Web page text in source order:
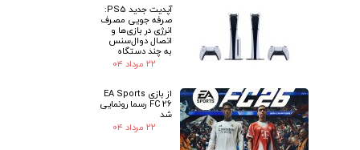
آپدیت جدید PS5:
صرفه جویی مصرف
انرژی در بازی‌ها و
اتصال دوال‌سنس
به چند دستگاه
۲۲ مرداد ۰۴
از بازی EA Sports
FC 26 رسما رونمایی
شد
۲۲ مرداد ۰۴